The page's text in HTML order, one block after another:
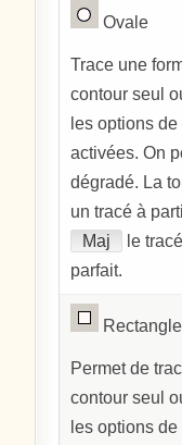
Ovale
Trace une
contour seul
les options
activées. On
dégradé. La
un tracé à
Maj
le
parfait.
Rectangle
Permet de
contour seul
les options